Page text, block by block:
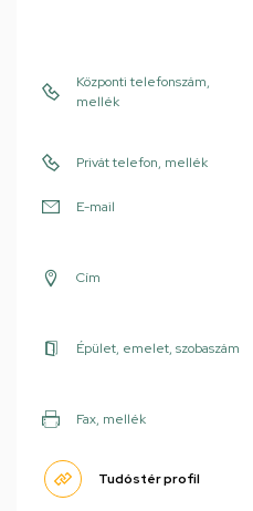
Központi telefonszám,
mellék
Privát telefon, mellék
E-mail
Cím
Épület, emelet, szobaszám
Fax, mellék
Tudóstér profil